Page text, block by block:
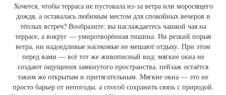
Хочется, чтобы терраса не пустовала из‑за ветра или моросящего
дождя, а оставалась любимым местом для спокойных вечеров и
тёплых встреч? Вообразите: вы наслаждаетесь чашкой чая на
террасе, а вокруг — умиротворённая тишина. Ни резкий порыв
ветра, ни надоедливые насекомые не мешают отдыху. При этом
перед вами — всё тот же живописный вид: мягкие окна не
создают ощущения замкнутого пространства, пейзаж остаётся
таким же открытым и притягательным. Мягкие окна — это не
просто барьер от непогоды, а способ сохранить связь с природой.